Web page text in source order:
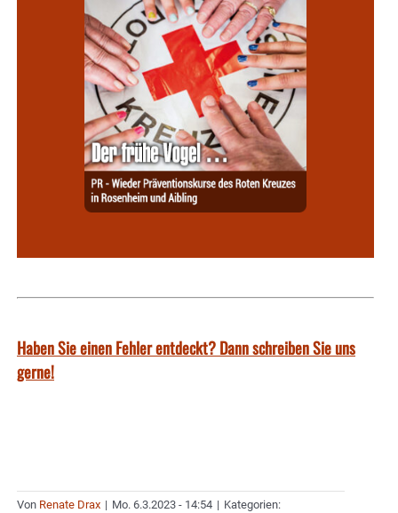
Haben Sie einen Fehler entdeckt? Dann schreiben Sie uns
gerne!
Von Renate Drax | Mo. 6.3.2023 - 14:54 | Kategorien: